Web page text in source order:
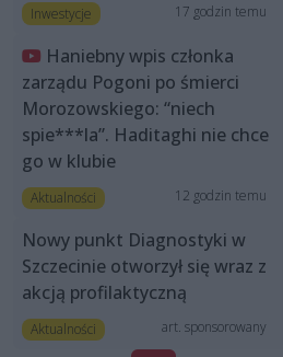
Inwestycje 17 godzin temu
Haniebny wpis członka
zarządu Pogoni po śmierci
Morozowskiego: “niech
spie***la”. Haditaghi nie chce
go w klubie
Aktualności 12 godzin temu
Nowy punkt Diagnostyki w
Szczecinie otworzył się wraz z
akcją profilaktyczną
Aktualności art. sponsorowany